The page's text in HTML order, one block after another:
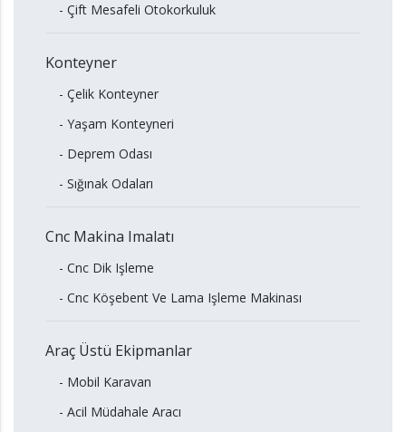
- Çift Mesafeli Otokorkuluk
Konteyner
- Çelik Konteyner
- Yaşam Konteyneri
- Deprem Odası
- Sığınak Odaları
Cnc Makina Imalatı
- Cnc Dik Işleme
- Cnc Köşebent Ve Lama Işleme Makinası
Araç Üstü Ekipmanlar
- Mobil Karavan
- Acil Müdahale Aracı